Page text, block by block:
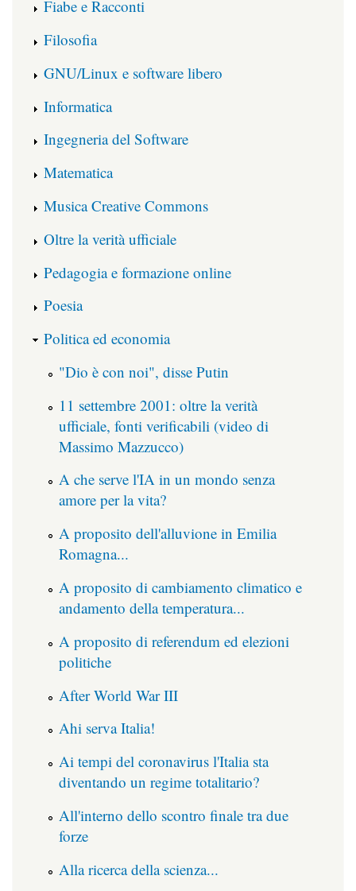
Fiabe e Racconti
Filosofia
GNU/Linux e software libero
Informatica
Ingegneria del Software
Matematica
Musica Creative Commons
Oltre la verità ufficiale
Pedagogia e formazione online
Poesia
Politica ed economia
"Dio è con noi", disse Putin
11 settembre 2001: oltre la verità
ufficiale, fonti verificabili (video di
Massimo Mazzucco)
A che serve l'IA in un mondo senza
amore per la vita?
A proposito dell'alluvione in Emilia
Romagna...
A proposito di cambiamento climatico e
andamento della temperatura...
A proposito di referendum ed elezioni
politiche
After World War III
Ahi serva Italia!
Ai tempi del coronavirus l'Italia sta
diventando un regime totalitario?
All'interno dello scontro finale tra due
forze
Alla ricerca della scienza...